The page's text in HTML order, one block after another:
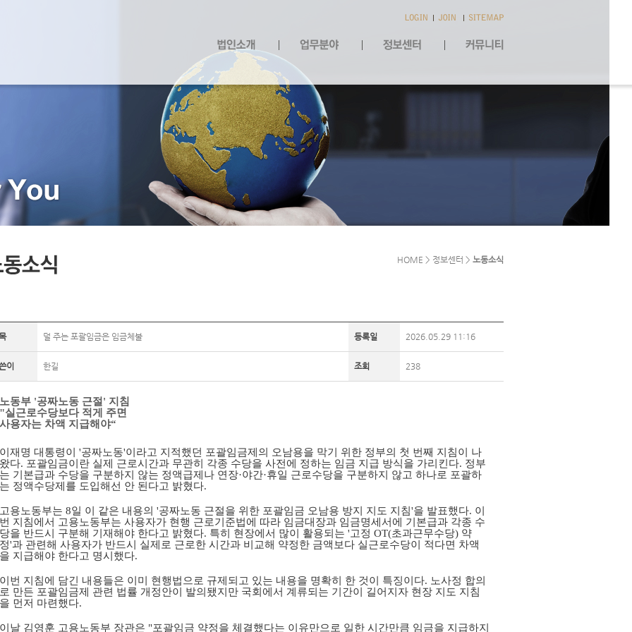
HOME > 정보센터 > 노동소식
덜 주는 포괄임금은 임금체불 등록일 2026.05.29 11:16
이 한길 조회 238
노동부 '공짜노동 근절 ' 지침
"실근로수당보다 적게 주면
사용자는 차액 지급해야“
이재명 대통령이 '공짜노동'이라고 지적했던 포괄임금제의 오남용을 막기 위한 정부의 첫 번째 지침이 나
왔다. 포괄임금이란 실제 근로시간과 무관히 각종 수당을 사전에 정하는 임금 지급 방식을 가리킨다. 정부
는 기본급과 수당을 구분하지 않는 정액급제나 연장·야간·휴일 근로수당을 구분하지 않고 하나로 포괄하
는 정액수당제를 도입해선 안 된다고 밝혔다.
고용노동부는 8일 이 같은 내용의 '공짜노동 근절을 위한 포괄임금 오남용 방지 지도 지침'을 발표했다. 이
번 지침에서 고용노동부는 사용자가 현행 근로기준법에 따라 임금대장과 임금명세서에 기본급과 각종 수
당을 반드시 구분해 기재해야 한다고 밝혔다. 특히 현장에서 많이 활용되는 '고정 OT(초과근무수당) 약
정'과 관련해 사용자가 반드시 실제로 근로한 시간과 비교해 약정한 금액보다 실근로수당이 적다면 차액
을 지급해야 한다고 명시했다.
이번 지침에 담긴 내용들은 이미 현행법으로 규제되고 있는 내용을 명확히 한 것이 특징이다. 노사정 합의
로 만든 포괄임금제 관련 법률 개정안이 발의됐지만 국회에서 계류되는 기간이 길어지자 현장 지도 지침
을 먼저 마련했다.
이날 김영훈 고용노동부 장관은 "포괄임금 약정을 체결했다는 이유만으로 일한 시간만큼 임금을 지급하지